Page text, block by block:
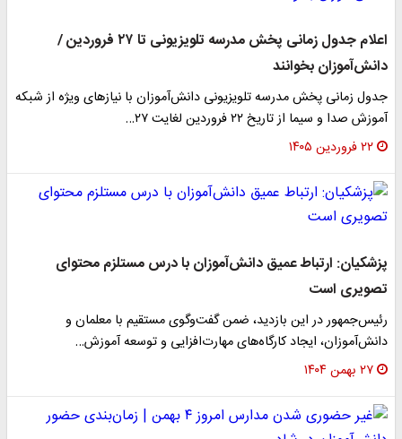
اعلام جدول زمانی پخش مدرسه تلویزیونی تا ۲۷ فروردین /
دانش‌آموزان بخوانند
جدول زمانی پخش مدرسه تلویزیونی دانش‌آموزان با نیازهای ویژه از شبکه
آموزش صدا و سیما از تاریخ ۲۲ فروردین لغایت ۲۷…
۲۲ فروردین ۱۴۰۵
پزشکیان: ارتباط عمیق دانش‌آموزان با درس مستلزم محتوای
تصویری است
رئیس‌جمهور در این بازدید، ضمن گفت‌وگوی مستقیم با معلمان و
دانش‌آموزان، ایجاد کارگاه‌های مهارت‌افزایی و توسعه آموزش…
۲۷ بهمن ۱۴۰۴